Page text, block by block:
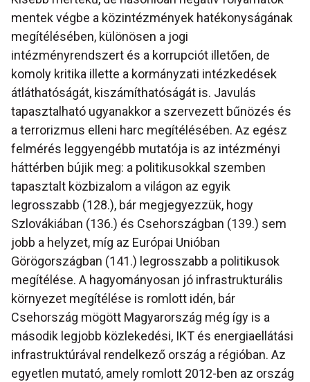
mentek végbe a közintézmények hatékonyságának
megítélésében, különösen a jogi
intézményrendszert és a korrupciót illetően, de
komoly kritika illette a kormányzati intézkedések
átláthatóságát, kiszámíthatóságát is. Javulás
tapasztalható ugyanakkor a szervezett bűnözés és
a terrorizmus elleni harc megítélésében. Az egész
felmérés leggyengébb mutatója is az intézményi
háttérben bújik meg: a politikusokkal szemben
tapasztalt közbizalom a világon az egyik
legrosszabb (128.), bár megjegyezzük, hogy
Szlovákiában (136.) és Csehországban (139.) sem
jobb a helyzet, míg az Európai Unióban
Görögországban (141.) legrosszabb a politikusok
megítélése. A hagyományosan jó infrastrukturális
környezet megítélése is romlott idén, bár
Csehország mögött Magyarország még így is a
második legjobb közlekedési, IKT és energiaellátási
infrastruktúrával rendelkező ország a régióban. Az
egyetlen mutató, amely romlott 2012-ben az ország